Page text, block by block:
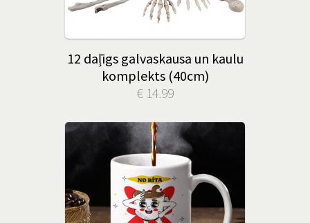
12 daļīgs galvaskausa un kaulu
komplekts (40cm)
€ 14.99